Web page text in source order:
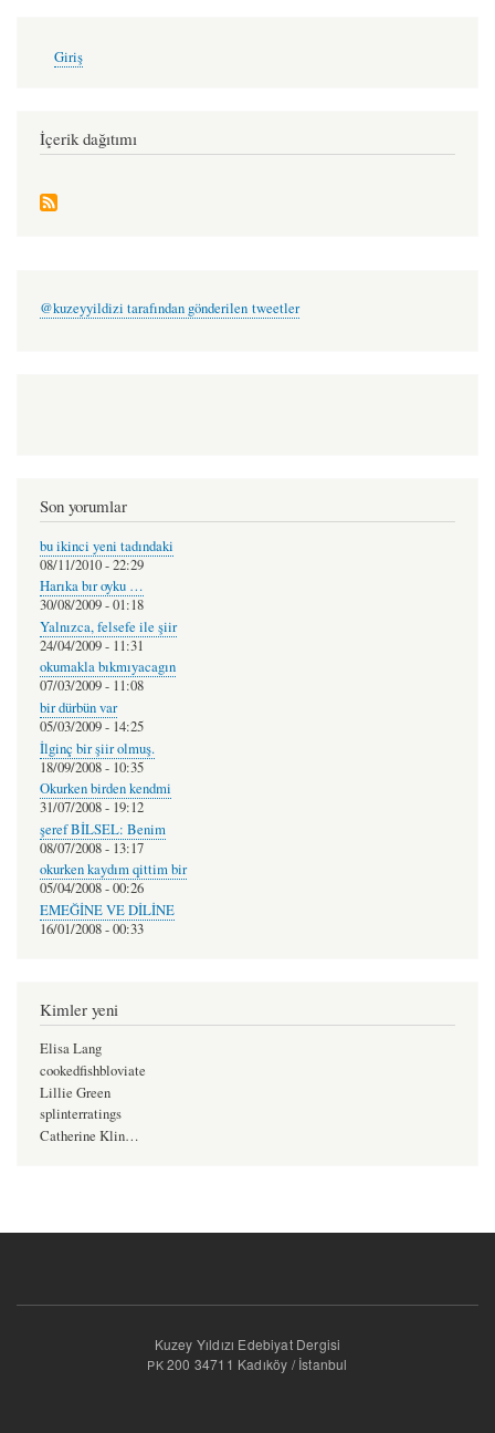
şakiraccount
Giriş
İçerik dağıtımı
@kuzeyyildizi tarafından gönderilen tweetler
Son yorumlar
bu ikinci yeni tadındaki
08/11/2010 - 22:29
Harıka bır oyku …
30/08/2009 - 01:18
Yalnızca, felsefe ile şiir
24/04/2009 - 11:31
okumakla bıkmıyacagın
07/03/2009 - 11:08
bir dürbün var
05/03/2009 - 14:25
İlginç bir şiir olmuş.
18/09/2008 - 10:35
Okurken birden kendmi
31/07/2008 - 19:12
şeref BİLSEL: Benim
08/07/2008 - 13:17
okurken kaydım qittim bir
05/04/2008 - 00:26
EMEĞİNE VE DİLİNE
16/01/2008 - 00:33
Kimler yeni
Elisa Lang
cookedfishbloviate
Lillie Green
splinterratings
Catherine Klin…
Kuzey Yıldızı Edebiyat Dergisi
PK200 34711 Kadıköy / İstanbul